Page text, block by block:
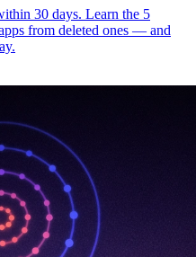
30 days. Learn the 5
from deleted ones — and